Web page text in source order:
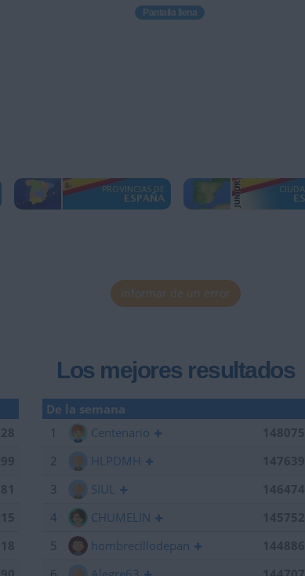
Pantalla llena
Informar de un error
Los mejores resultados
De la semana
1
Centenario
148075
2
HLPDMH
3
SIUL
146474
4
CHUMELIN
5
hombrecillodepan
144886